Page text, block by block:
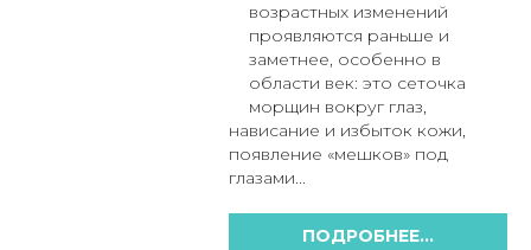
возрастных изменений
проявляются раньше и
заметнее, особенно в
области век: это сеточка
морщин вокруг глаз,
нависание и избыток кожи,
появление «мешков» под
глазами...
ПОДРОБНЕЕ...